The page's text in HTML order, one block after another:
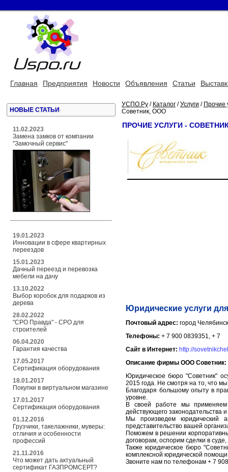
Главная Предприятия Новости Объявления Статьи
НОВЫЕ СТАТЬИ
11.02.2023
Замена замков от компании
"Замочный сервис"
19.01.2023
Инновации в сфере квартирных
переездов
15.01.2023
Дачный переезд и перевозка
мебели на дачу
13.10.2022
Выбор коробок для подарков из
дерева
28.02.2022
"СРО Правда" - СРО для
строителей
06.04.2020
Гарантия качества
17.05.2017
Сертификация оборудования
18.01.2017
Покупки в виртуальном магазине
17.01.2017
Сертификация оборудования
01.12.2016
Грузчики, такелажники, муверы:
отличия и особенности
профессий
21.11.2016
Что может дать актуальный
сертификат ГАЗПРОМСЕРТ?
УСПО.Ру / Каталог /Услуги / Прочие
Советник, ООО
ПРОЧИЕ УСЛУГИ -
Юридические услуги
Почтовый адрес: город
Телефоны: + 7 900 0839351, + 7
Сайт в Интернет: http://
Описание фирмы ООО Советник:
Юридическое бюро "Советник"
2015 года. Не смотря на то, что
Благодаря большому опыту в
уровне.
В своей работе мы применяем
действующего законодательства
Мы произведем юридический
представительство вашей
Поможем в решении
договорам, оспорим сделки в
Также юридическое бюро
комплексной юридической
Звоните нам по телефонам + 7